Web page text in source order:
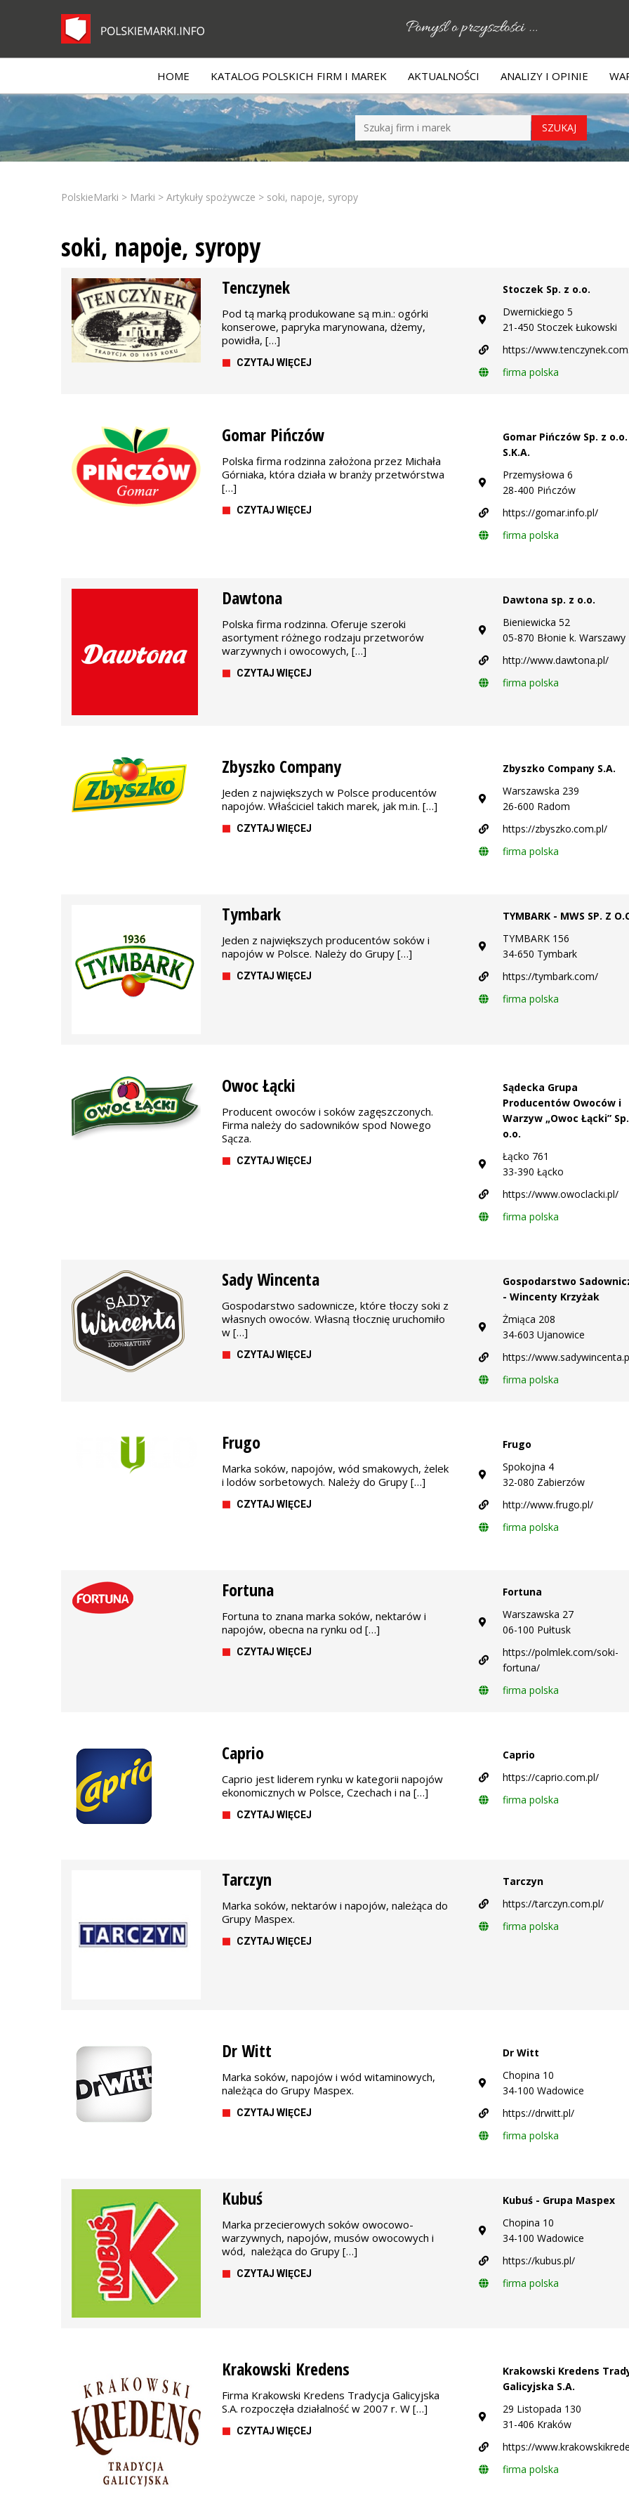
HOME KATALOG POLSKICH FIRM I MAREK AKTUALNOŚCI ANALIZY I OPINIE
PolskieMarki > Marki > Artykuły spożywcze > soki, napoje, syropy
soki, napoje, syropy
Tenczynek
Pod tą marką produkowane są m.in.: ogórki
konserowe, papryka marynowana, dżemy,
powidła, […]
CZYTAJ WIĘCEJ
Stoczek Sp. z o.o.
Dwernickiego 5
21-450 Stoczek Łukowski
https://
firma polska
Gomar Pińczów
Polska firma rodzinna założona przez Michała
Górniaka, która działa w branży przetwórstwa
[…]
CZYTAJ WIĘCEJ
Gomar Pińczów Sp. z o.o.
S.K.A.
Przemysłowa 6
28-400 Pińczów
https://gomar.info.pl/
firma polska
Dawtona
Polska firma rodzinna. Oferuje szeroki
asortyment różnego rodzaju przetworów
warzywnych i owocowych, […]
CZYTAJ WIĘCEJ
Dawtona sp. z o.o.
Bieniewicka 52
05-870 Błonie k. Warszawy
http://www.dawtona.pl/
firma polska
Zbyszko Company
Jeden z największych w Polsce producentów
napojów. Właściciel takich marek, jak m.in. […]
CZYTAJ WIĘCEJ
Zbyszko Company S.A.
Warszawska 239
26-600 Radom
https://zbyszko.com.pl/
firma polska
Tymbark
Jeden z największych producentów soków i
napojów w Polsce. Należy do Grupy […]
CZYTAJ WIĘCEJ
TYMBARK - MWS SP. Z
TYMBARK 156
34-650 Tymbark
https://tymbark.com/
firma polska
Owoc Łącki
Producent owoców i soków zagęszczonych.
Firma należy do sadowników spod Nowego
Sącza.
CZYTAJ WIĘCEJ
Sądecka Grupa
Producentów Owoców i
Warzyw „Owoc Łącki”
o.o.
Łącko 761
33-390 Łącko
https://www.owoclacki.pl/
firma polska
Sady Wincenta
Gospodarstwo sadownicze, które tłoczy soki z
własnych owoców. Własną tłocznię uruchomiło
w […]
CZYTAJ WIĘCEJ
Gospodarstwo
- Wincenty Krzyżak
Żmiąca 208
34-603 Ujanowice
https://
firma polska
Frugo
Marka soków, napojów, wód smakowych, żelek
i lodów sorbetowych. Należy do Grupy […]
CZYTAJ WIĘCEJ
Frugo
Spokojna 4
32-080 Zabierzów
http://www.frugo.pl/
firma polska
Fortuna
Fortuna to znana marka soków, nektarów i
napojów, obecna na rynku od […]
CZYTAJ WIĘCEJ
Fortuna
Warszawska 27
06-100 Pułtusk
https://polmlek.com/soki-
fortuna/
firma polska
Caprio
Caprio jest liderem rynku w kategorii napojów
ekonomicznych w Polsce, Czechach i na […]
CZYTAJ WIĘCEJ
Caprio
https://caprio.com.pl/
firma polska
Tarczyn
Marka soków, nektarów i napojów, należąca do
Grupy Maspex.
CZYTAJ WIĘCEJ
Tarczyn
https://tarczyn.com.pl/
firma polska
Dr Witt
Marka soków, napojów i wód witaminowych,
należąca do Grupy Maspex.
CZYTAJ WIĘCEJ
Dr Witt
Chopina 10
34-100 Wadowice
https://drwitt.pl/
firma polska
Kubuś
Marka przecierowych soków owocowo-
warzywnych, napojów, musów owocowych i
wód, należąca do Grupy […]
CZYTAJ WIĘCEJ
Kubuś - Grupa Maspex
Chopina 10
34-100 Wadowice
https://kubus.pl/
firma polska
Krakowski Kredens
Firma Krakowski Kredens Tradycja Galicyjska
S.A. rozpoczęła działalność w 2007 r. W […]
CZYTAJ WIĘCEJ
Krakowski Kredens
Galicyjska S.A.
29 Listopada 130
31-406 Kraków
https://
firma polska